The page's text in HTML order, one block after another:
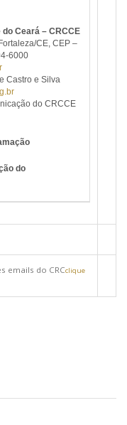
Ceará – CRCCE
CE, CEP –
6000
Castro e Silva
do CRCCE
do
emails do CRCclique